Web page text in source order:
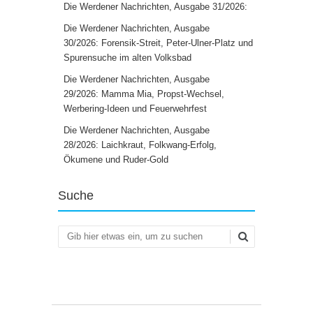
Die Werdener Nachrichten, Ausgabe 31/2026:
Die Werdener Nachrichten, Ausgabe
30/2026: Forensik-Streit, Peter-Ulner-Platz und
Spurensuche im alten Volksbad
Die Werdener Nachrichten, Ausgabe
29/2026: Mamma Mia, Propst-Wechsel,
Werbering-Ideen und Feuerwehrfest
Die Werdener Nachrichten, Ausgabe
28/2026: Laichkraut, Folkwang-Erfolg,
Ökumene und Ruder-Gold
Suche
Suchen